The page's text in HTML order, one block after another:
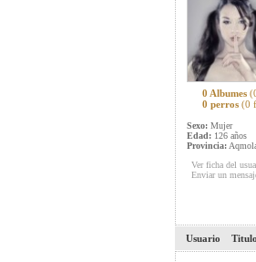
0 Albumes
0 perros (0
Sexo: Mujer
Edad: 126 años
Provincia:
Ver ficha del
Enviar un
Usuario